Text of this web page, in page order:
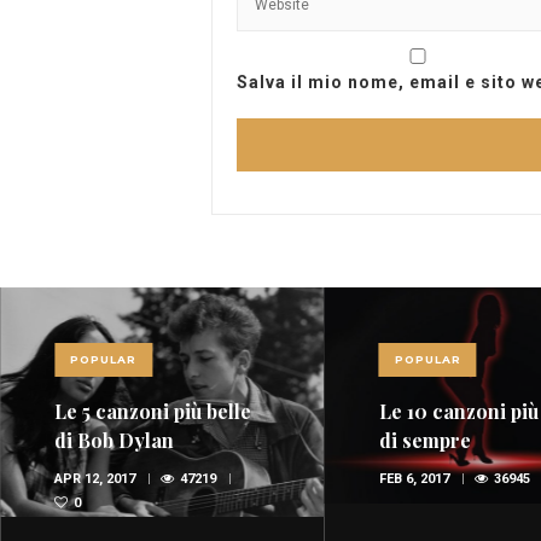
Salva il mio nome, email e sito
POPULAR
Le 5 canzoni più belle
di Bob Dylan
APR 12, 2017
47219
0
POPULAR
Le 10 canzoni
di sempre
FEB 6, 2017 36945